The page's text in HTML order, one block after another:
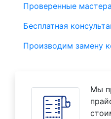
Проверенные мастера
Бесплатная
Производим замену
Мы